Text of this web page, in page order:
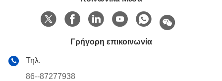
Γρήγορη επικοινωνία
Τηλ.
86--87277938